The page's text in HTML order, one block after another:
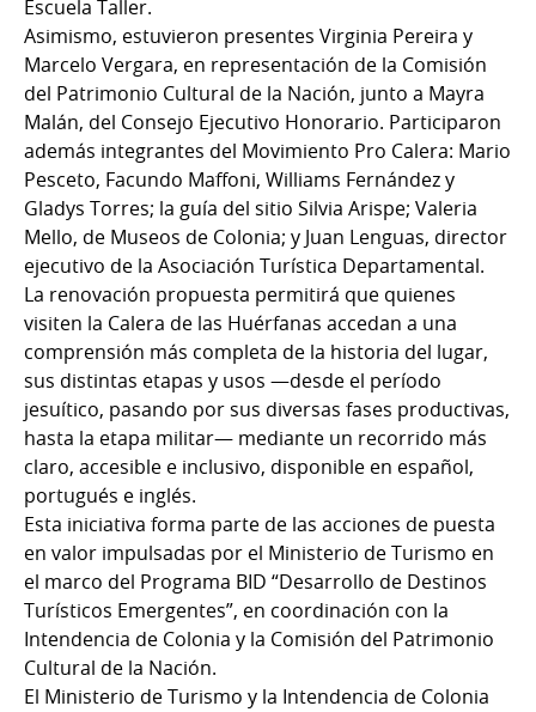
Escuela Taller.
Asimismo, estuvieron presentes Virginia Pereira y
Marcelo Vergara, en representación de la Comisión
del Patrimonio Cultural de la Nación, junto a Mayra
Malán, del Consejo Ejecutivo Honorario. Participaron
además integrantes del Movimiento Pro Calera: Mario
Pesceto, Facundo Maffoni, Williams Fernández y
Gladys Torres; la guía del sitio Silvia Arispe; Valeria
Mello, de Museos de Colonia; y Juan Lenguas, director
ejecutivo de la Asociación Turística Departamental.
La renovación propuesta permitirá que quienes
visiten la Calera de las Huérfanas accedan a una
comprensión más completa de la historia del lugar,
sus distintas etapas y usos —desde el período
jesuítico, pasando por sus diversas fases productivas,
hasta la etapa militar— mediante un recorrido más
claro, accesible e inclusivo, disponible en español,
portugués e inglés.
Esta iniciativa forma parte de las acciones de puesta
en valor impulsadas por el Ministerio de Turismo en
el marco del Programa BID “Desarrollo de Destinos
Turísticos Emergentes”, en coordinación con la
Intendencia de Colonia y la Comisión del Patrimonio
Cultural de la Nación.
El Ministerio de Turismo y la Intendencia de Colonia